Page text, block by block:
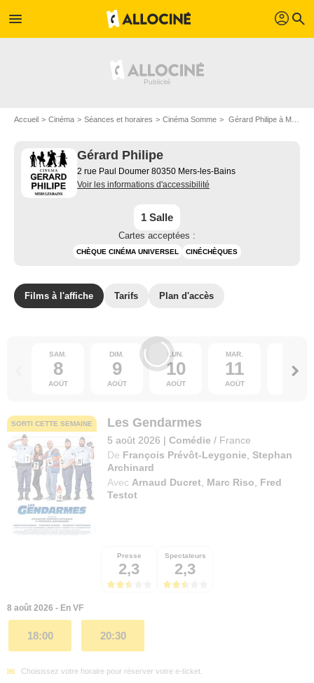
menu profil search
Accueil Cinéma Séances et horaires Cinéma Somme Gérard Philipe à Mers-les-Bains
Gérard Philipe
2 rue Paul Doumer 80350 Mers-les-Bains
Voir les informations d'accessibilité
1 Salle
Cartes acceptées :
CHÈQUE CINÉMA UNIVERSEL CINÉCHÈQUES
Films à l'affiche Tarifs Plan d'accès
SAM.
8
AOÛT
DIM.
9
AOÛT
LUN.
10
AOÛT
MAR.
11
AOÛT
12
SORTI CETTE SEMAINE Les Gendarmes
5 août 2026 | Comédie / France
De François Prévôt-Leygonie ,Stephan
Archinard
Avec Arnaud Ducret Marc Riso
Fred
Testot
Presse
2,3
Spectateurs
2,3
8 août 2026 - En VF
18:00 20:30
Choisissez votre horaire pour réserver votre e-ticket.